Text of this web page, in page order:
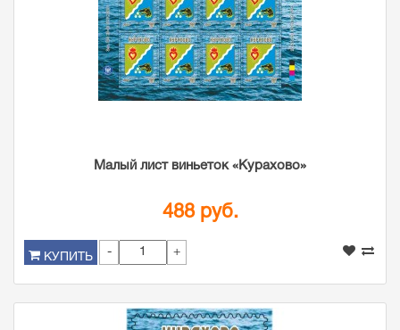
Малый лист виньеток «Курахово»
488 руб.
КУПИТЬ - +